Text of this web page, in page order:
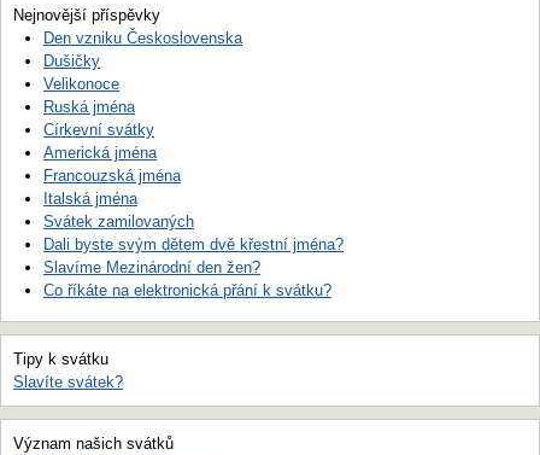
Nejnovější příspěvky
Den vzniku Československa
Dušičky
Velikonoce
Ruská jména
Církevní svátky
Americká jména
Francouzská jména
Italská jména
Svátek zamilovaných
Dali byste svým dětem dvě křestní jména?
Slavíme Mezinárodní den žen?
Co říkáte na elektronická přání k svátku?
Tipy k svátku
Slavíte svátek?
Význam našich svátků